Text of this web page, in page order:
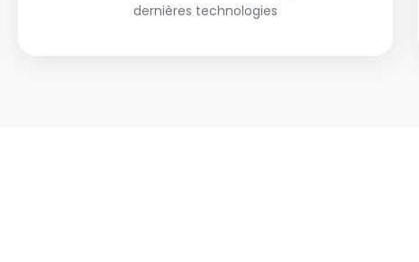
dernières technologies